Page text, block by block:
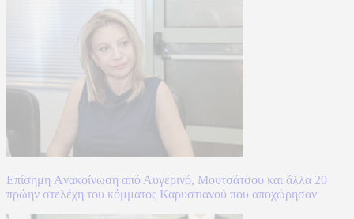
Επίσημη Aνακοίνωση από Αυγερινό, Μουτσάτσου και άλλα 20
πρώην στελέχη του κόμματος Καρυστιανού που αποχώρησαν